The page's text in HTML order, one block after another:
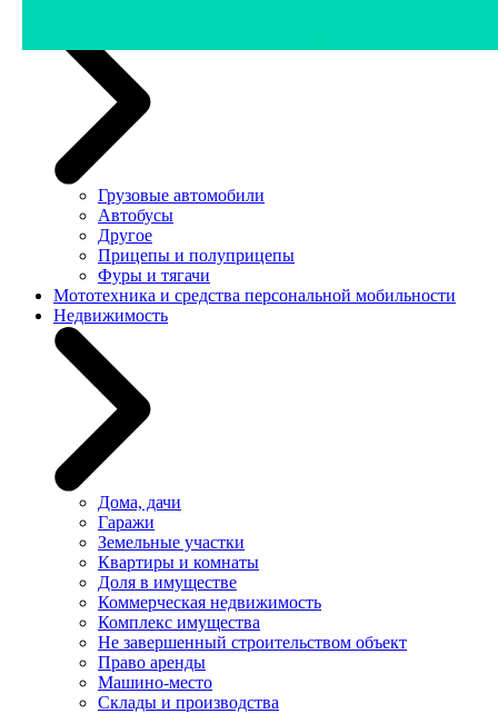
Грузовые автомобили
Автобусы
Другое
Прицепы и полуприцепы
Фуры и тягачи
Мототехника и средства персональной мобильности
Недвижимость
Дома, дачи
Гаражи
Земельные участки
Квартиры и комнаты
Доля в имуществе
Коммерческая недвижимость
Комплекс имущества
Не завершенный строительством объект
Право аренды
Машино-место
Склады и производства